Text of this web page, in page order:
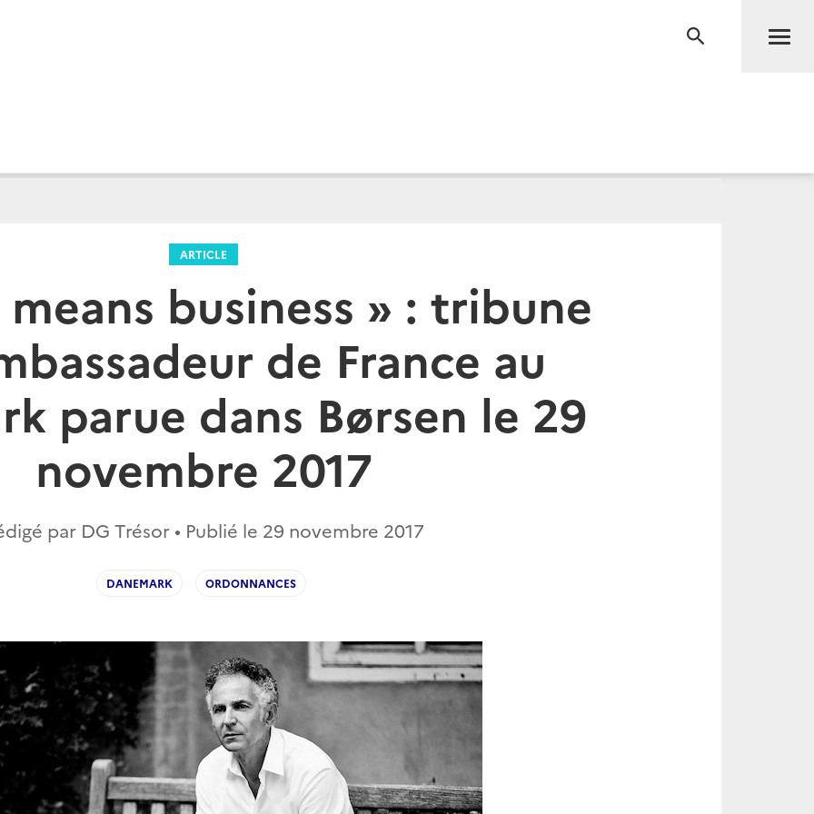
RECHERCHE
ARTICLE
means business » : tribune
de France au
parue dans Børsen le 29
novembre 2017
par DG Trésor • Publié le 29 novembre 2017
DANEMARK ORDONNANCES